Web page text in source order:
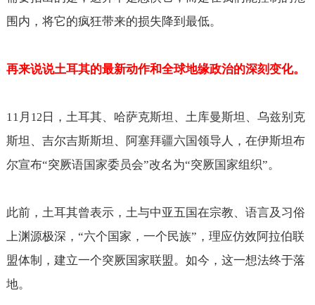
围内，将它的疯狂带来的损失降到最低。
再来说说土耳其的最新动作和全球地缘政治的深刻变化。
11 月 12日，土耳其、哈萨克斯坦、土库曼斯坦、乌兹别克
斯坦、吉尔吉斯斯坦、阿塞拜疆六国领导人，在伊斯坦布
尔宣布“突厥语国家委员会”改名为“突厥国家组织”。
此前，土耳其曾表示，土与中亚五国在宗教、语言及习俗
上渊源极深，“六个国家，一个民族”，理应仿效阿拉伯联
盟体制，建立一个突厥国家联盟。如今，这一想法终于落
地。